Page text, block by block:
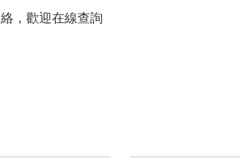
絡，歡迎在線查詢